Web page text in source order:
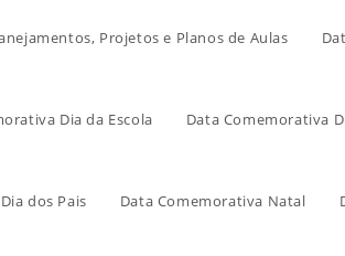
Projetos e Planos de Aulas
Dia da Escola Data Comemorativa
dos Pais Data Comemorativa Natal